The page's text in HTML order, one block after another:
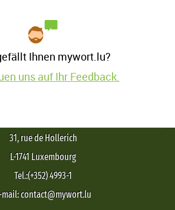
Ihnen mywort.lu?
uns auf Ihr Feedback.
31, rue de Hollerich
L-1741 Luxembourg
Tel.:(+352) 4993-1
mail: contact@mywort.lu